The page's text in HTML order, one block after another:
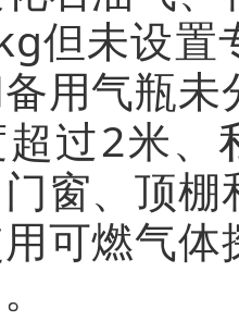
但未设置
用气瓶
过2米、
窗、顶
可燃气